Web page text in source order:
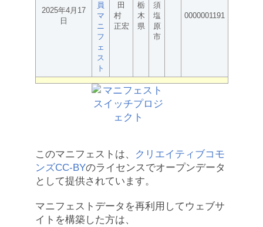
2025年4月17
日
員
マ
ニ
フ
ェ
ス
ト
田
村
正宏
栃
木
県
須
塩
原
市
0000001191
このマニフェストは、
クリエイティブコモ
ンズCC-BYのライセンスでオープンデータ
として提供されています。
マニフェストデータを再利用してウェブサ
イトを構築した方は、